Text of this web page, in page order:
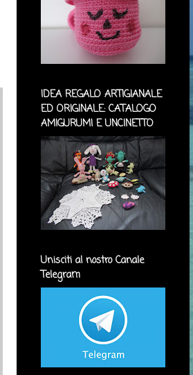
IDEA REGALO ARTIGIANALE
ED ORIGINALE: CATALOGO
AMIGURUMI E UNCINETTO
Unisciti al nostro Canale
Telegram